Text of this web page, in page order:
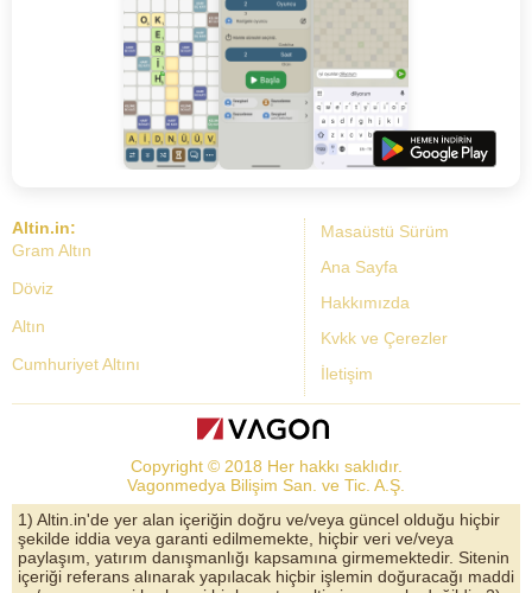
Masaüstü Sürüm
Ana Sayfa
Hakkımızda
Kvkk ve Çerezler
İletişim
Altin.in:
Gram Altın
Döviz
Altın
Cumhuriyet Altını
Dolar Kuru
Altın Yorumları
Döviz Kurları
Copyright © 2018 Her hakkı saklıdır.
Vagonmedya Bilişim San. ve Tic. A.Ş.
1) Altin.in'de yer alan içeriğin doğru ve/veya güncel olduğu hiçbir
şekilde iddia veya garanti edilmemekte, hiçbir veri ve/veya
paylaşım, yatırım danışmanlığı kapsamına girmemektedir. Sitenin
içeriği referans alınarak yapılacak hiçbir işlemin doğuracağı maddi